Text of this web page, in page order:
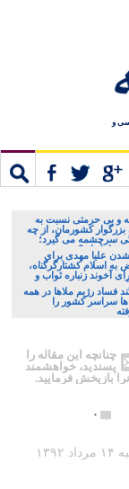
و
و بی حرمتی نسبت به
بزرگوار کشورمان، از چه
سرچشمه می گیرد؛
و یا تازیان؟
علیا مهدی برای
به اسلام کشتارگرگناه،
آخوند زنباره ثواب و
فساد رژیم ملاها در همه
ها سراسر کشور را
چنانچه این مقاله را
پسندید، خواهشمند
بازپخش فرمایید.
۰